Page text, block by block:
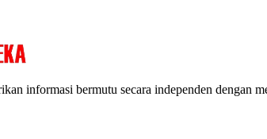
informasi bermutu secara independen dengan